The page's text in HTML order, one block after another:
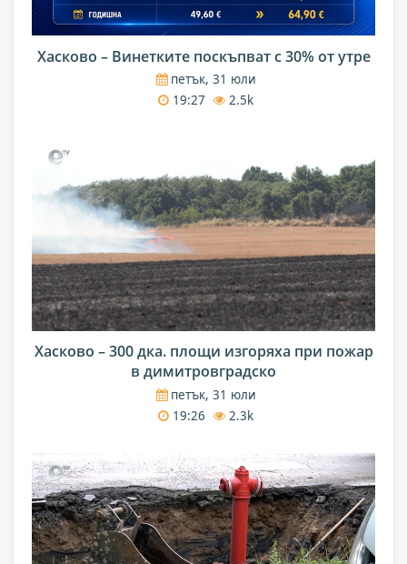
Хасково – Винетките поскъпват с 30% от утре
петък, 31 юли
19:27
2.5k
Хасково – 300 дка. площи изгоряха при пожар
в димитровградско
петък, 31 юли
19:26
2.3k